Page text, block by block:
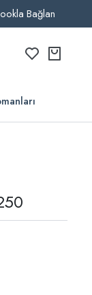
Bağlan